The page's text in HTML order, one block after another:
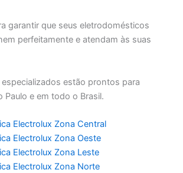
garantir que seus eletrodomésticos
perfeitamente e atendam às suas
estão prontos para
Paulo e em todo o Brasil.
Electrolux Zona Central
Electrolux Zona Oeste
Electrolux Zona Leste
Electrolux Zona Norte